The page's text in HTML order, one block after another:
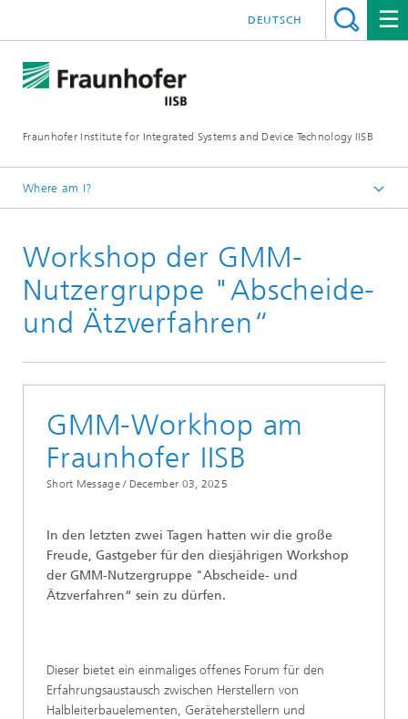
Fraunhofer Institute for Integrated Systems and Device Technology IISB
DEUTSCH
Where am I?
Press Archives
Workshop der GMM-
Nutzergruppe "Abscheide-
und Ätzverfahren“
GMM-Workhop am
Fraunhofer IISB
Short Message / December 03, 2025
In den letzten zwei Tagen hatten wir die große
Freude, Gastgeber für den diesjährigen Workshop
der GMM-Nutzergruppe "Abscheide- und
Ätzverfahren“ sein zu dürfen.
Dieser bietet ein einmaliges offenes Forum für den
Erfahrungsaustausch zwischen Herstellern von
Halbleiterbauelementen, Geräteherstellern und